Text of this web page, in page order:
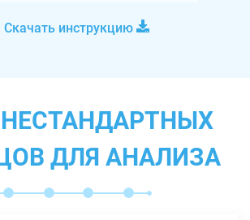
Скачать инструкцию
ДЛЯ АНАЛИЗА